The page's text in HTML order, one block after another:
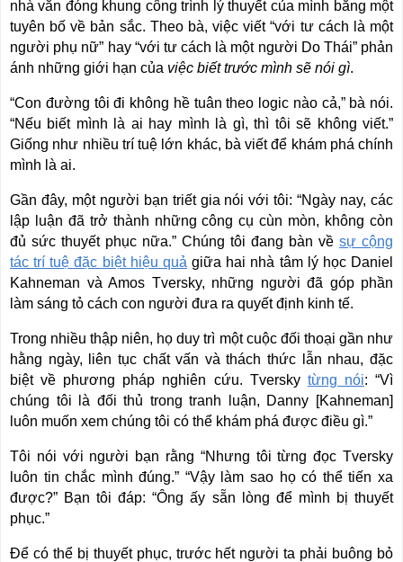
nhà văn đóng khung công trình lý thuyết của mình bằng một
tuyên bố về bản sắc. Theo bà, việc viết “với tư cách là một
người phụ nữ” hay “với tư cách là một người Do Thái” phản
ánh những giới hạn của việc biết trước mình sẽ nói gì.
“Con đường tôi đi không hề tuân theo logic nào cả,” bà nói.
“Nếu biết mình là ai hay mình là gì, thì tôi sẽ không viết.”
Giống như nhiều trí tuệ lớn khác, bà viết để khám phá chính
mình là ai.
Gần đây, một người bạn triết gia nói với tôi: “Ngày nay, các
lập luận đã trở thành những công cụ cùn mòn, không còn
đủ sức thuyết phục nữa.” Chúng tôi đang bàn về sự cộng
tác trí tuệ đặc biệt hiệu quả giữa hai nhà tâm lý học Daniel
Kahneman và Amos Tversky, những người đã góp phần
làm sáng tỏ cách con người đưa ra quyết định kinh tế.
Trong nhiều thập niên, họ duy trì một cuộc đối thoại gần như
hằng ngày, liên tục chất vấn và thách thức lẫn nhau, đặc
biệt về phương pháp nghiên cứu. Tversky từng nói: “Vì
chúng tôi là đối thủ trong tranh luận, Danny [Kahneman]
luôn muốn xem chúng tôi có thể khám phá được điều gì.”
Tôi nói với người bạn rằng “Nhưng tôi từng đọc Tversky
luôn tin chắc mình đúng.” “Vậy làm sao họ có thể tiến xa
được?” Bạn tôi đáp: “Ông ấy sẵn lòng để mình bị thuyết
phục.”
Để có thể bị thuyết phục, trước hết người ta phải buông bỏ